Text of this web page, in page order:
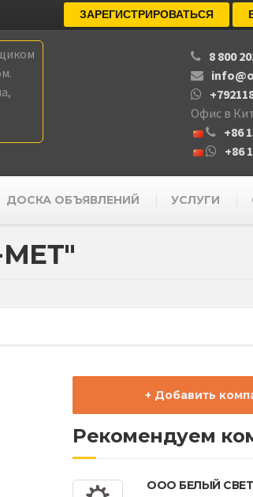
ЗАРЕГИСТРИРОВАТЬСЯ
8 800
Офис в
+86
+86
ДОСКА ОБЪЯВЛЕНИЙ УСЛУГИ
+ Добавить
Рекомендуем
ООО БЕЛЫЙ СВЕТ